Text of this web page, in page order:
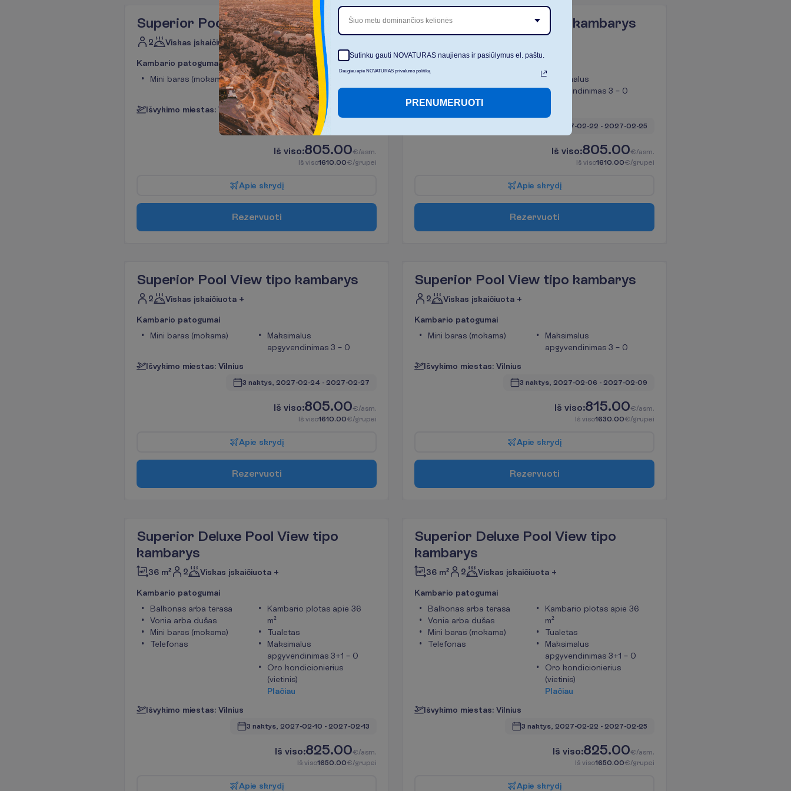
Superior Pool View tipo kambarys
2 Viskas įskaičiuota +
Kambario patogumai
Mini baras (mokama)
Maksimalus
apgyvendinimas 3 – 0
Išvykimo miestas: Vil nius
3 naktys, 2027-02-10 -
Iš viso:805.00€/asm.
Iš viso1610.00€/grupei
Apie skrydį
Rezervuoti
Superior Pool View tipo kambarys
Maksimalus
apgyvendinimas 3 – 0
2027-02-22 - 2027-02-25
Iš viso:805.00€/asm.
Iš viso1610.00€/grupei
Apie skrydį
Rezervuoti
Superior Pool View tipo kambarys
2 Viskas įskaičiuota +
Kambario patogumai
Mini baras (mokama)
Maksimalus
apgyvendinimas 3 – 0
Išvykimo miestas: Vilnius
3 naktys, 2027-02-24 - 2027-02-27
Iš viso:805.00€/asm.
Iš viso1610.00€/grupei
Apie skrydį
Rezervuoti
Superior Pool View tipo kambarys
2 Viskas įskaičiuota +
Kambario patogumai
Mini baras (mokama)
Maksimalus
apgyvendinimas 3 – 0
Išvykimo miestas: Vilnius
3 naktys, 2027-02-06 - 2027-02-09
Iš viso:815.00€/asm.
Iš viso1630.00€/grupei
Apie skrydį
Rezervuoti
Superior Deluxe Pool View tipo
kambarys
36 m² 2 Viskas įskaičiuota +
Kambario patogumai
Balkonas arba terasa
Vonia arba dušas
Mini baras (mokama)
Telefonas
Kambario plotas apie 36
m²
Tualetas
Maksimalus
apgyvendinimas 3+1 – 0
Oro kondicionierius
(vietinis)
Plačiau
Išvykimo miestas: Vilnius
3 naktys, 2027-02-10 - 2027-02-13
Iš viso:825.00€/asm.
Iš viso1650.00€/grupei
Apie skrydį
Superior Deluxe Pool View tipo
kambarys
36 m² 2 Viskas įskaičiuota +
Kambario patogumai
Balkonas arba terasa
Vonia arba dušas
Mini baras (mokama)
Telefonas
Kambario plotas apie 36
m²
Tualetas
Maksimalus
apgyvendinimas 3+1 – 0
Oro kondicionierius
(vietinis)
Plačiau
Išvykimo miestas: Vilnius
3 naktys, 2027-02-22 - 2027-02-25
Iš viso:825.00€/asm.
Iš viso1650.00€/grupei
Apie skrydį
Šiuo metu dominančios kelionės
Sutinku gauti NOVATURAS naujienas ir pasiūlymus el. paštu.
Daugiau apie NOVATURAS privalumo politiką
PRENUMERUOTI